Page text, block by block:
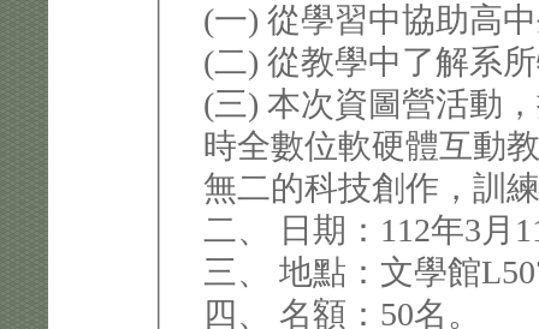
(一) 從學習中協助高
(二) 從教學中了解系
(三) 本次資圖營活動
時全數位軟硬體互動
無二的科技創作，訓
二、 日期：112年3月
三、 地點：文學館
四、 名額：50名。